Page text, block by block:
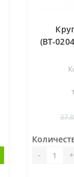
(ВТ-
- +